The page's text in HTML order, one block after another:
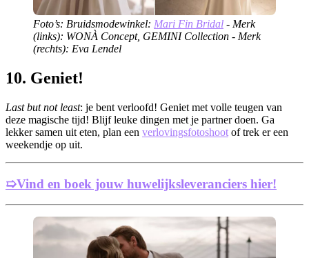
Foto’s: Bruidsmodewinkel: Mari Fin Bridal - Merk
(links): WONÀ Concept, GEMINI Collection - Merk
(rechts): Eva Lendel
10. Geniet!
Last but not least: je bent verloofd! Geniet met volle teugen van
deze magische tijd! Blijf leuke dingen met je partner doen. Ga
lekker samen uit eten, plan een verlovingsfotoshoot of trek er een
weekendje op uit.
➯Vind en boek jouw huwelijksleveranciers hier!